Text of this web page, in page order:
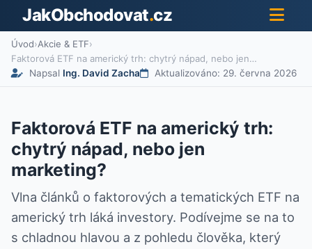
JakObchodovat.cz
Úvod›Akcie & ETF›
Faktorová ETF na americký trh: chytrý nápad, nebo jen…
Napsal Ing. David Zacha Aktualizováno: 29. června 2026
Faktorová ETF na americký trh:
chytrý nápad, nebo jen
marketing?
Vlna článků o faktorových a tematických ETF na
americký trh láká investory. Podívejme se na to
s chladnou hlavou a z pohledu člověka, který